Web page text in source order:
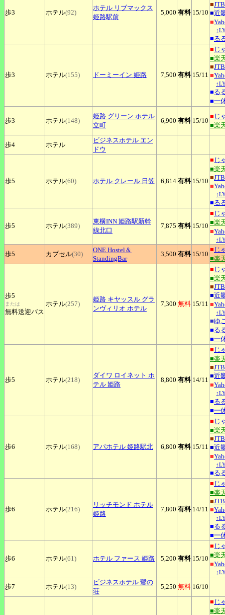
歩3 ホテル(92)
ホテル リブマックス
姫路駅前
5,000 有料 15/10
■JTB
■近
■
■る
歩3 ホテル(155) ドーミーイン 姫路 7,500 有料 15/11
■ じ
■楽
■JTB
■
■る
■一
歩3 ホテル(148)
姫路 グリーン ホテル
立町
6,900 有料 15/10
■ じ
■楽
歩4 ホテル
ビジネスホテル エン
ドウ
歩5 ホテル(60) ホテル クレール 日笠 6,814 有料 15/10
■ じ
■楽
■JTB
■
■る
歩5 ホテル(389)
東横INN 姫路駅新幹
線北口
7,875 有料 15/10
■ じ
■楽
■
歩5 カプセル(30)
ONE Hostel＆
StandingBar
3,500 有料 15/10
■ じ
■楽
歩5
または
無料送迎バス
ホテル(257)
姫路 キヤッスル グラ
ンヴィリオ ホテル
7,300 無料 15/11
■ じ
■楽
■JTB
■近
■
■ゆ
■る
■一
歩5 ホテル(218)
ダイワ ロイネット ホ
テル 姫路
8,800 有料 14/11
■ じ
■楽
■JTB
■近
■
■る
■一
歩6 ホテル(168) アパホテル 姫路駅北 6,800 有料 15/11
■ じ
■楽
■JTB
■近
■
■る
歩6 ホテル(216)
リッチモンド ホテル
姫路
7,800 有料 14/11
■ じ
■楽
■JTB
■
■る
■一
歩6 ホテル(61) ホテル ファース 姫路 5,200 有料 15/10
■ じ
■楽
■
歩7 ホテル(13)
ビジネスホテル 鷺の
荘
5,250 無料 16/10
■ じ
■楽